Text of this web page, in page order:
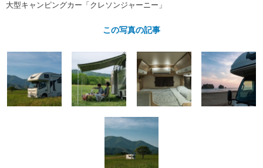
ショップレポート
レストア
カーメーカー「旧車」関連プロジ
インタビュー
イベント告知 イベントレポート
大型キャンピングカー「クレソンジャーニー」
この写真の記事